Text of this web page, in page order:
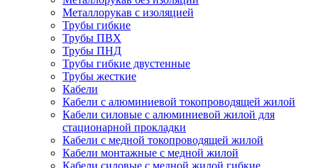
Металлорукав с изоляцией
Трубы гибкие
Трубы ПВХ
Трубы ПНД
Трубы гибкие двустенные
Трубы жесткие
Кабели
Кабели с алюминиевой токопроводящей жилой
Кабели силовые с алюминиевой жилой для
стационарной прокладки
Кабели с медной токопроводящей жилой
Кабели монтажные с медной жилой
Кабели силовые с медной жилой гибкие